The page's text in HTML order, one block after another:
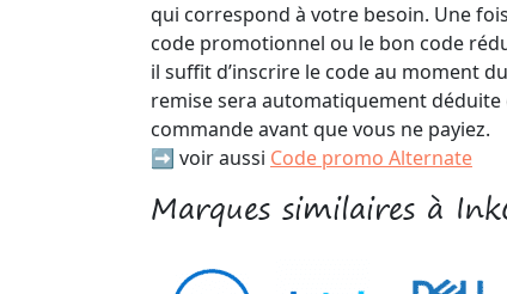
qui correspond à votre besoin. Une
code promotionnel ou le bon code
il suffit d’inscrire le code au moment
remise sera automatiquement
commande avant que vous ne payiez.
➡️ voir aussi Code promo Alternate
Marques similaires à